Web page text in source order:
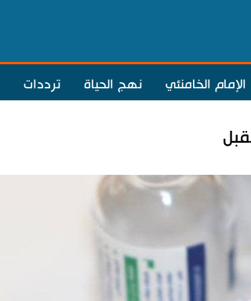
الإمام الخامنئي نهج الحياة ترددات